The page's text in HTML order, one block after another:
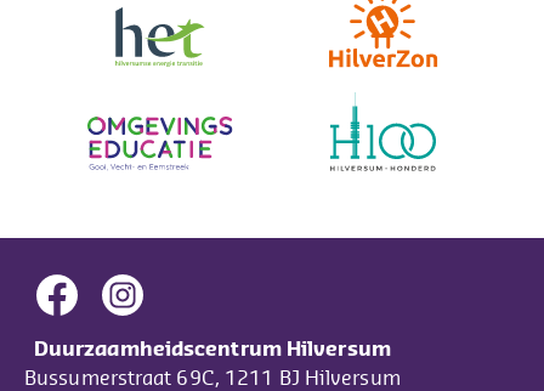
Duurzaamheidscentrum Hilversum
Bussumerstraat 69C, 1211 BJ Hilversum